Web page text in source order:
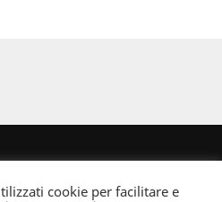
cookie per facilitare e